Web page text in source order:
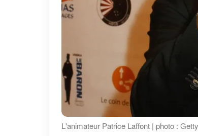
L'animateur Patrice Laffont | photo :